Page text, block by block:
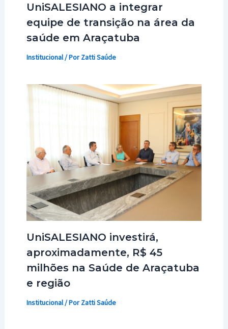
UniSALESIANO a integrar
equipe de transição na área da
saúde em Araçatuba
Institucional/ PorZatti Saúde
UniSALESIANO investirá,
aproximadamente, R$ 45
milhões na Saúde de Araçatuba
e região
Institucional/ PorZatti Saúde